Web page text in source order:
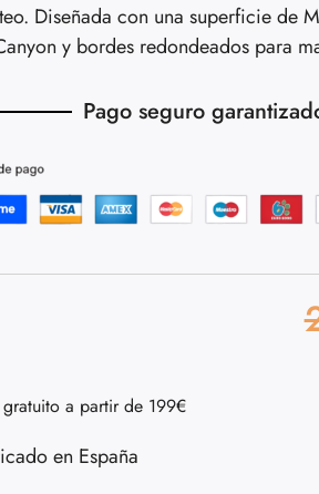
Diseñada con una superficie de
y bordes redondeados para
Pago seguro
gratuito a partir de 199€
en España